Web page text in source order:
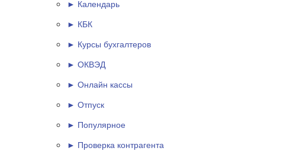
► Календарь
► КБК
► Курсы бухгалтеров
► ОКВЭД
► Онлайн кассы
► Отпуск
► Популярное
► Проверка контрагента